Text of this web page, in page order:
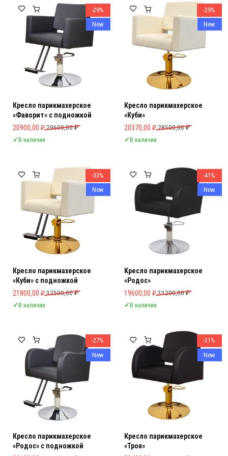
-29%
New
Кресло парикмахерское
«Фаворит» с подножкой
29600,00₽
Первоначальная цена составляла 29600,00 ₽.
20900,00 ₽
Текущая цена: 20900,00 ₽.
✓В наличии
-29%
New
Кресло парикмахерское
«Куби»
28500,00₽
Первоначальная цена
20370,00 ₽
Текущая цена: 20370,00 ₽.
✓В наличии
-33%
New
Кресло парикмахерское
«Куби» с подножкой
32500,00₽
Первоначальная цена составляла 32500,00 ₽.
21800,00 ₽
Текущая цена: 21800,00 ₽.
✓В наличии
-41%
New
Кресло парикмахерское
«Родос»
33200,00₽
Первоначальная цена
19600,00 ₽
Текущая цена: 19600,00 ₽.
✓В наличии
-27%
New
Кресло парикмахерское
«Родос» с подножкой
-21%
New
Кресло парикмахерское
«Троя»